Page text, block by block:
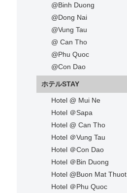
@Binh Duong
@Dong Nai
@Vung Tau
@ Can Tho
@Phu Quoc
@Con Dao
ホテルSTAY
Hotel @ Mui Ne
Hotel ＠Sapa
Hotel @ Can Tho
Hotel ＠Vung Tau
Hotel ＠Con Dao
Hotel ＠Bin Duong
Hotel @Buon Mat Thuot
Hotel ＠Phu Quoc